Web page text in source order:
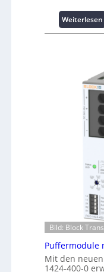
p
t
b
f
r
k
Weiterlesen:
I
n
i
i
Bild: Block
Puffermodule
Mit den neuen
1424-400-0